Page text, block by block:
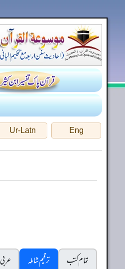
Eng
Ur-Latn
تمام کتب
ترقیم شاملہ عربی